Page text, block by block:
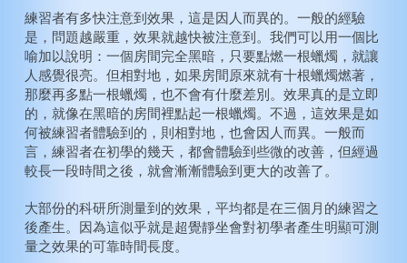
練習者有多快注意到效果，這是因人而異的。一般的經驗
是，問題越嚴重，效果就越快被注意到。我們可以用一個比
喻加以說明：一個房間完全黑暗，只要點燃一根蠟燭，就讓
人感覺很亮。但相對地，如果房間原來就有十根蠟燭燃著，
那麼再多點一根蠟燭，也不會有什麼差別。效果真的是立即
的，就像在黑暗的房間裡點起一根蠟燭。不過，這效果是如
何被練習者體驗到的，則相對地，也會因人而異。一般而
言，練習者在初學的幾天，都會體驗到些微的改善，但經過
較長一段時間之後，就會漸漸體驗到更大的改善了。
大部份的科研所測量到的效果，平均都是在三個月的練習之
後產生。因為這似乎就是超覺靜坐會對初學者產生明顯可測
量之效果的可靠時間長度。